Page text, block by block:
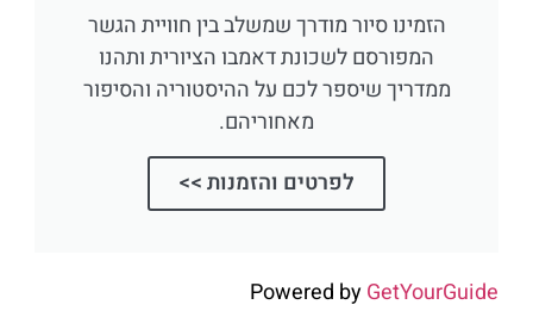
הזמינו סיור מודרך שמשלב בין חוויית הגשר
המפורסם לשכונת דאמבו הציורית ותהנו
ממדריך שיספר לכם על ההיסטוריה והסיפור
מאחוריהם.
לפרטים והזמנות >>
Powered byGetYourGuide